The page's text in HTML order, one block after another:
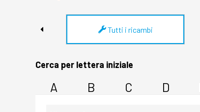
Tutti i ricambi
Cerca per lettera iniziale
A B C D